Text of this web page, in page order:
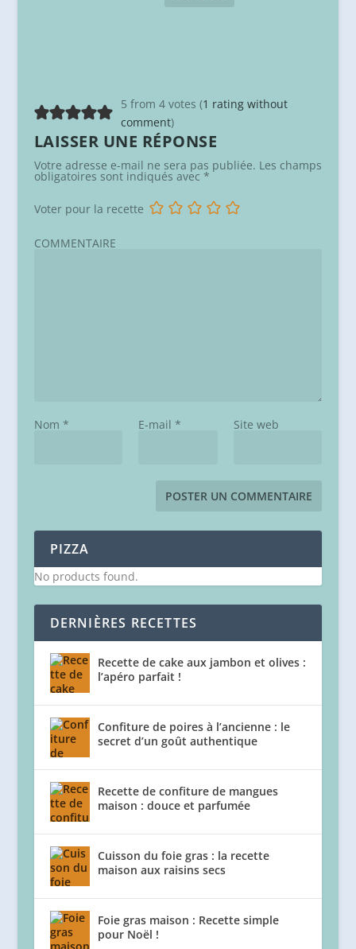
5 from 4 votes (1 rating without
comment)
LAISSER UNE RÉPONSE
Votre adresse e-mail ne sera pas publiée. Les champs
obligatoires sont indiqués avec *
Voter pour la recette
COMMENTAIRE
Nom * E-mail * Site web
PIZZA
No products found.
DERNIÈRES RECETTES
Recette de cake aux jambon et olives :
l’apéro parfait !
Confiture de poires à l’ancienne : le
secret d’un goût authentique
Recette de confiture de mangues
maison : douce et parfumée
Cuisson du foie gras : la recette
maison aux raisins secs
Foie gras maison : Recette simple
pour Noël !